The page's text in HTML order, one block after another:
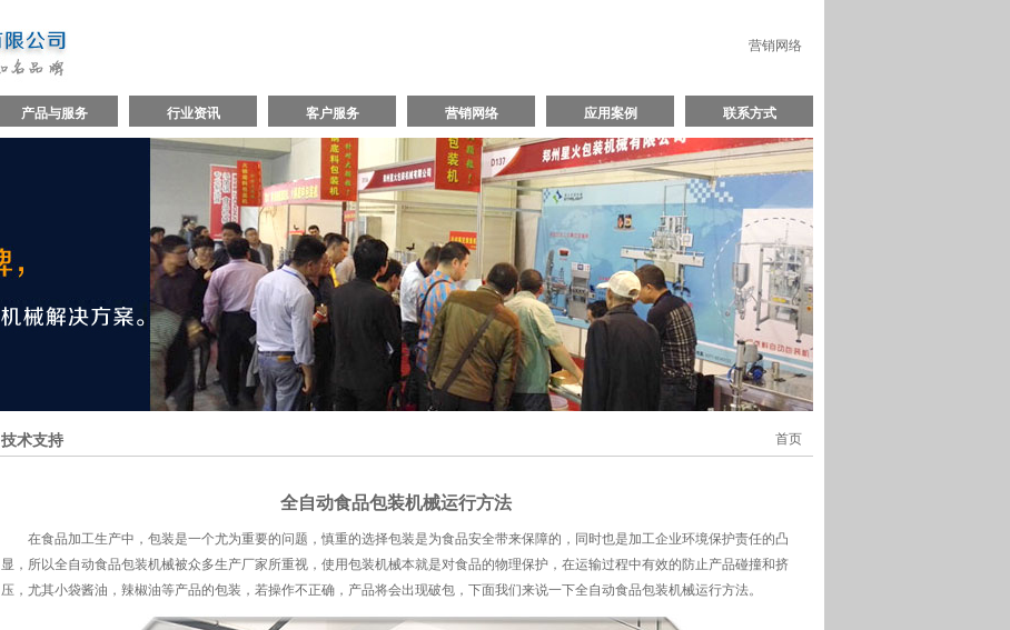
营销网络
产品与服务 行业资讯 客户服务 营销网络 应用案例 联系方式
技术支持 首页
全自动食品包装机械运行方法
在食品加工生产中，包装是一个尤为重要的问题，慎重的选择包装是为食品安全带来保障的，同时也是加工企业环境保护责任的凸
显，所以全自动食品包装机械被众多生产厂家所重视，使用包装机械本就是对食品的物理保护，在运输过程中有效的防止产品碰撞和挤
压，尤其小袋酱油，辣椒油等产品的包装，若操作不正确，产品将会出现破包，下面我们来说一下全自动食品包装机械运行方法。